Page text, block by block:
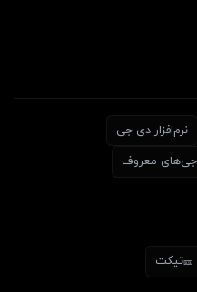
نرم‌افزار دی جی
معروف
🎫تیکت